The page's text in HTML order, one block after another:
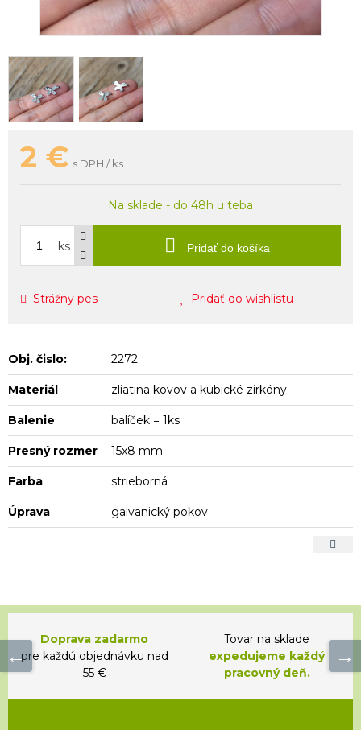
2 € s DPH / ks
Na sklade - do 48h u teba
ks Pridať do košíka
Strážny pes Pridať do wishlistu
Obj. čislo: 2272
Materiál zliatina kovov a kubické zirkóny
Balenie balíček = 1ks
Presný rozmer 15x8 mm
Farba strieborná
Úprava galvanický pokov
Doprava zadarmo
pre každú objednávku nad
55 €
Tovar na sklade
expedujeme každý
pracovný deň.